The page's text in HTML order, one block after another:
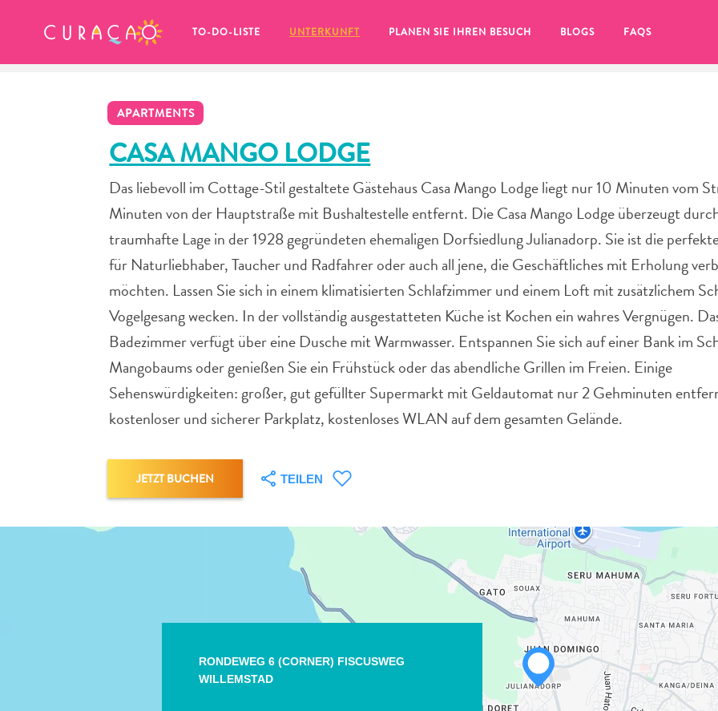
TO-DO-LISTE UNTERKUNFT PLANEN SIE IHREN BESUCH BLOGS FAQS
APARTMENTS
CASA MANGO LODGE
Das liebevoll im Cottage-Stil gestaltete Gästehaus Casa Mango Lodge liegt nur 10 Minuten vom
Minuten von der Hauptstraße mit Bushaltestelle entfernt. Die Casa Mango Lodge überzeugt
traumhafte Lage in der 1928 gegründeten ehemaligen Dorfsiedlung Julianadorp. Sie ist die
für Naturliebhaber, Taucher und Radfahrer oder auch all jene, die Geschäftliches mit Erholung
möchten. Lassen Sie sich in einem klimatisierten Schlafzimmer und einem Loft mit zusätzlichem
Vogelgesang wecken. In der vollständig ausgestatteten Küche ist Kochen ein wahres Vergnügen.
Badezimmer verfügt über eine Dusche mit Warmwasser. Entspannen Sie sich auf einer Bank im
Mangobaums oder genießen Sie ein Frühstück oder das abendliche Grillen im Freien. Einige
Sehenswürdigkeiten: großer, gut gefüllter Supermarkt mit Geldautomat nur 2 Gehminuten
kostenloser und sicherer Parkplatz, kostenloses WLAN auf dem gesamten Gelände.
JETZT BUCHEN TEILEN
RONDEWEG 6 (CORNER) FISCUSWEG
WILLEMSTAD
MEINE FAVORITEN
keine Lieblingsorte in Curaçao
gespeichert haben.
Wenn Sie etwas für später speichern möchten, klicken Sie auf das